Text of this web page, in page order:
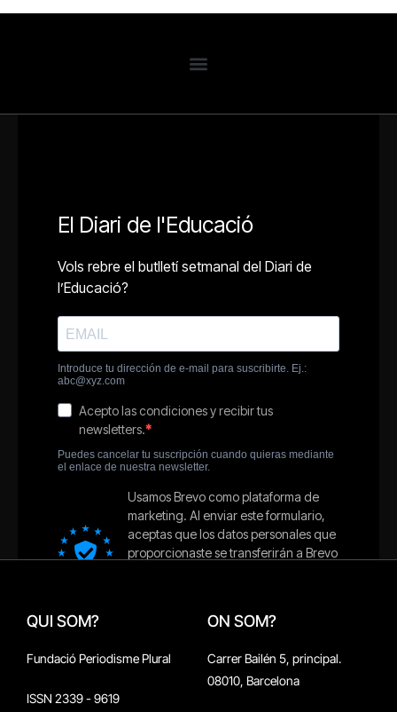
QUI SOM?
Fundació Periodisme Plural
ISSN 2339 - 9619
ON SOM?
Carrer Bailén 5, principal.
08010, Barcelona